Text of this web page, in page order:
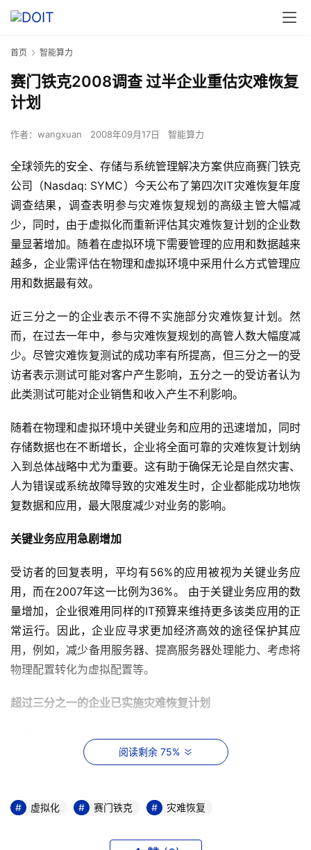
首页 智能算力
赛门铁克2008调查 过半企业重估灾难恢复
计划
作者： wangxuan 2008年09月17日 智能算力
全球领先的安全、存储与系统管理解决方案供应商赛门铁克
公司（Nasdaq: SYMC）今天公布了第四次IT灾难恢复年度
调查结果，调查表明参与灾难恢复规划的高级主管大幅减
少，同时，由于虚拟化而重新评估其灾难恢复计划的企业数
量显著增加。随着在虚拟环境下需要管理的应用和数据越来
越多，企业需评估在物理和虚拟环境中采用什么方式管理应
用和数据最有效。
近三分之一的企业表示不得不实施部分灾难恢复计划。然
而，在过去一年中，参与灾难恢复规划的高管人数大幅度减
少。尽管灾难恢复测试的成功率有所提高，但三分之一的受
访者表示测试可能对客户产生影响，五分之一的受访者认为
此类测试可能对企业销售和收入产生不利影响。
随着在物理和虚拟环境中关键业务和应用的迅速增加，同时
存储数据也在不断增长，企业将全面可靠的灾难恢复计划纳
入到总体战略中尤为重要。这有助于确保无论是自然灾害、
人为错误或系统故障导致的灾难发生时，企业都能成功地恢
复数据和应用，最大限度减少对业务的影响。
关键业务应用急剧增加
受访者的回复表明，平均有56%的应用被视为关键业务应
用，而在2007年这一比例为36%。 由于关键业务应用的数
量增加，企业很难用同样的IT预算来维持更多该类应用的正
常运行。因此，企业应寻求更加经济高效的途径保护其应
用，例如，减少备用服务器、提高服务器处理能力、考虑将
物理配置转化为虚拟配置等。
超过三分之一的企业已实施灾难恢复计划
接受调查的企业中，三分之一的企业在过去一年由于各种原
因实施了灾难恢复计划，其中，36%的企业是因为硬件和软
业是因为IT故障管理，22%的企业是因为数据泄露或丢失，
阅读剩余 75%
虚拟化 赛门铁克 灾难恢复